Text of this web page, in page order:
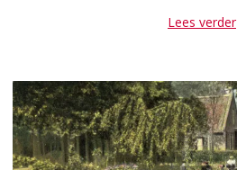
Lees verder